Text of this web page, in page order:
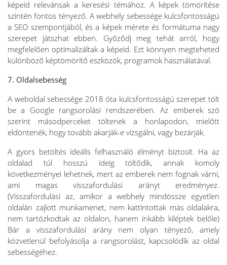
képeid relevánsak a keresési témához. A képek tömörítése
szintén fontos tényező. A webhely sebessége kulcsfontosságú
a SEO szempontjából, és a képek mérete és formátuma nagy
szerepet játszhat ebben. Győződj meg tehát arról, hogy
megfelelően optimalizáltak a képeid. Ezt könnyen megteheted
különböző képtömörítő eszközök, programok használatával.
7. Oldalsebesség
A weboldal sebessége 2018 óta kulcsfontosságú szerepet tölt
be a Google rangsorolási rendszerében. Az emberek szó
szerint másodperceket töltenek a honlapodon, mielőtt
eldöntenék, hogy tovább akarják-e vizsgálni, vagy bezárják.
A gyors betöltés ideális felhasználó élményt biztosít. Ha az
oldalad túl hosszú ideig töltődik, annak komoly
következményei lehetnek, mert az emberek nem fognak várni,
ami magas visszafordulási arányt eredményez.
(Visszafordulási az, amikor a webhely mindössze egyetlen
oldalán zajlott munkamenet, nem kattintottak más oldalakra,
nem tartózkodtak az oldalon, hanem inkább kiléptek belőle)
Bár a visszafordulási arány nem olyan tényező, amely
közvetlenül befolyásolja a rangsorolást, kapcsolódik az oldal
sebességéhez.